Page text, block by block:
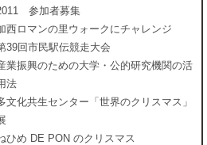
参加者募集
西ロマンの里ウォークにチャレンジ
39回市民駅伝競走大会
業振興のための大学・公的研究機関の活
法
文化共生センター「世界のクリスマス」
ひめ DE PON のクリスマス